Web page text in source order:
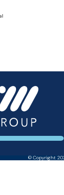
© Copyright